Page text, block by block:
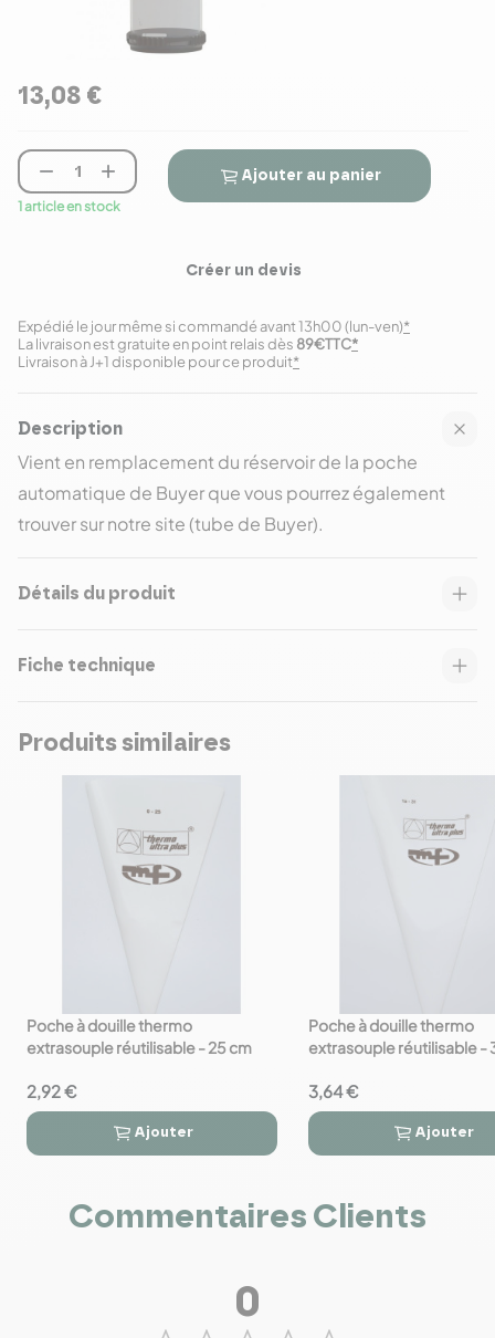
13,08 €
 
1 article en stock
Ajouter au panier
Créer un devis
Expédié le jour même si commandé avant 13h00 (lun-ven)*
Livraison à J+1 disponible pour ce produit*
La livraison est gratuite en point relais dès 89€TTC*
Description
Vient en remplacement du réservoir de la poche
automatique de Buyer que vous pourrez également
trouver sur notre site (tube de Buyer).
Détails du produit
Fiche technique
Produits similaires
favorite_border
Poche à douille thermo
extrasouple réutilisable - 25 cm
2,92 €
 
Ajouter
favorite_border
Poche à douille thermo
extrasouple réutilisable -
3,64 €
 
Ajouter
Commentaires Clients
0